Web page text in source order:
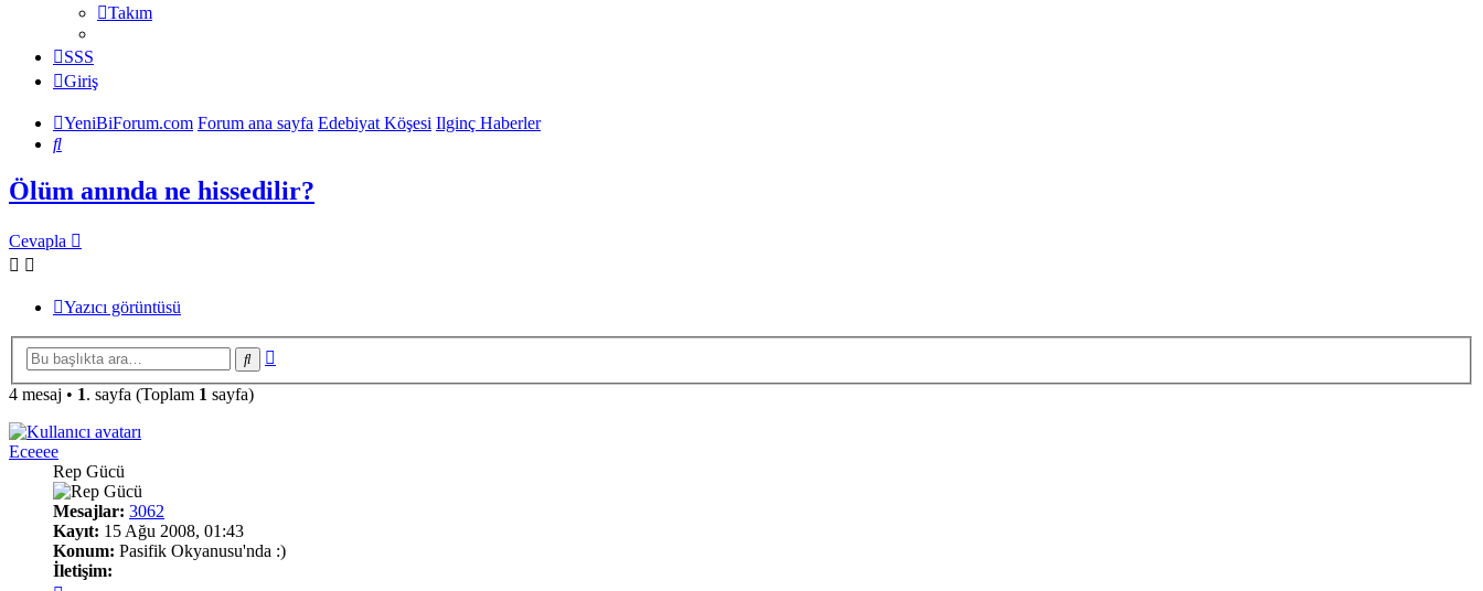
Takım
SSS
Giriş
YeniBiForum.com Forum ana sayfa Edebiyat Köşesi Ilginç Haberler
Ara
Ölüm anında ne hissedilir?
Cevapla
Yazıcı görüntüsü
Ara
4 mesaj • 1. sayfa (Toplam 1 sayfa)
Eceeee
Rep Gücü
Mesajlar: 3062
Kayıt: 15 Ağu 2008, 01:43
Konum: Pasifik Okyanusu'nda :)
İletişim: